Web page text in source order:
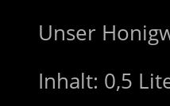
Unser
Inhalt: 0,5